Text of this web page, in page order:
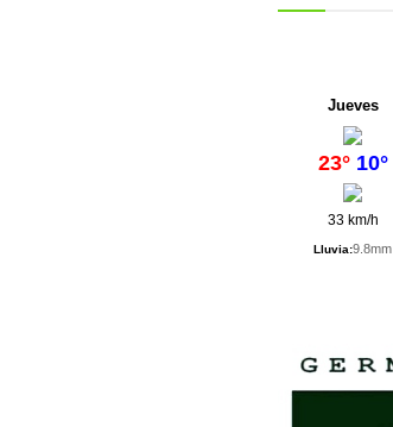
Jueves
23° 10°
33 km/h
Lluvia:9.8mm